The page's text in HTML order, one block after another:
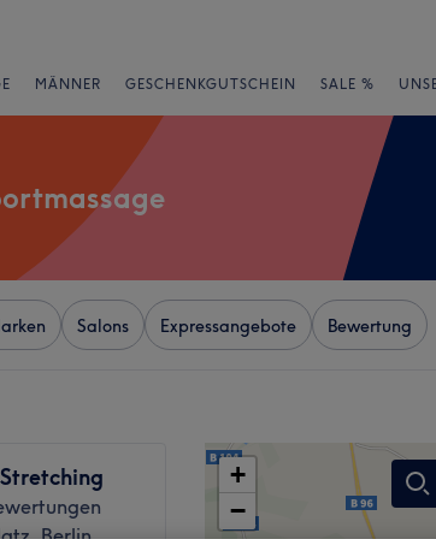
MÄNNER GESCHENKGUTSCHEIN SALE %
Salons Expressangebote Bewertung
+
−